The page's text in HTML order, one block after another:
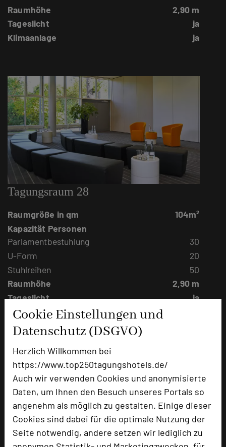
Cookie Einstellungen und
Datenschutz (DSGVO)
Herzlich Willkommen bei
https://www.top250tagungshotels.de/
Auch wir verwenden Cookies und anonymisierte
Daten, um Ihnen den Besuch unseres Portals so
angenehm als möglich zu gestalten. Einige dieser
Cookies sind dabei für die optimale Nutzung der
Seite notwendig, andere setzen wir lediglich zu
Raumhöhe
2,90 m
Tageslicht
ja
Klimaanlage
ja
Tagungsraum 28
Raumgröße in qm
104m²
Kapazität Personen
Parlamentbestuhlung
30
U-Form
20
Stuhlreihen
50
Raumhöhe
2,90 m
Tageslicht
ja
Klimaanlage